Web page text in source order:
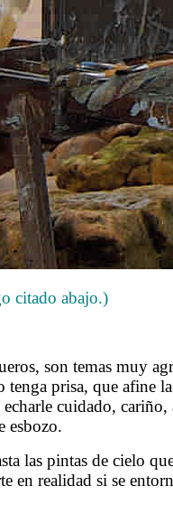
citado abajo.)
son temas muy
prisa, que afine
cuidado,
esbozo.
pintas de cielo
realidad si se